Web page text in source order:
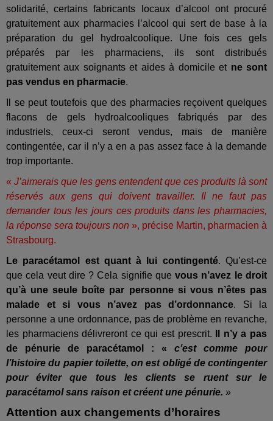
solidarité, certains fabricants locaux d’alcool ont procuré
gratuitement aux pharmacies l’alcool qui sert de base à la
préparation du gel hydroalcoolique. Une fois ces gels
préparés par les pharmaciens, ils sont distribués
gratuitement aux soignants et aides à domicile et ne sont
pas vendus en pharmacie.
Il se peut toutefois que des pharmacies reçoivent quelques
flacons de gels hydroalcooliques fabriqués par des
industriels, ceux-ci seront vendus, mais de manière
contingentée, car il n’y a en a pas assez face à la demande
trop importante.
« J’aimerais que les gens entendent que ces produits là sont
réservés aux gens qui doivent travailler. Il ne faut pas
demander tous les jours ces produits dans les pharmacies,
la réponse sera toujours non », précise Martin, pharmacien à
Strasbourg.
Le paracétamol est quant à lui contingenté. Qu’est-ce
que cela veut dire ? Cela signifie quevous n’avez le droit
qu’à une seule boîte par personne si vous n’êtes pas
malade et si vous n’avez pas d’ordonnance. Si la
personne a une ordonnance, pas de problème en revanche,
les pharmaciens délivreront ce qui est prescrit.
Il n’y a pas
de pénurie de paracétamol : « c’est comme pour
l’histoire du papier toilette, on est obligé de contingenter
pour éviter que tous les clients se ruent sur le
paracétamol sans raison et créent une pénurie. »
Attention aux changements d’horaires